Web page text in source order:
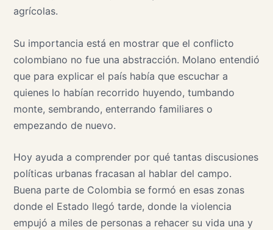
agrícolas.
Su importancia está en mostrar que el conflicto
colombiano no fue una abstracción. Molano entendió
que para explicar el país había que escuchar a
quienes lo habían recorrido huyendo, tumbando
monte, sembrando, enterrando familiares o
empezando de nuevo.
Hoy ayuda a comprender por qué tantas discusiones
políticas urbanas fracasan al hablar del campo.
Buena parte de Colombia se formó en esas zonas
donde el Estado llegó tarde, donde la violencia
empujó a miles de personas a rehacer su vida una y